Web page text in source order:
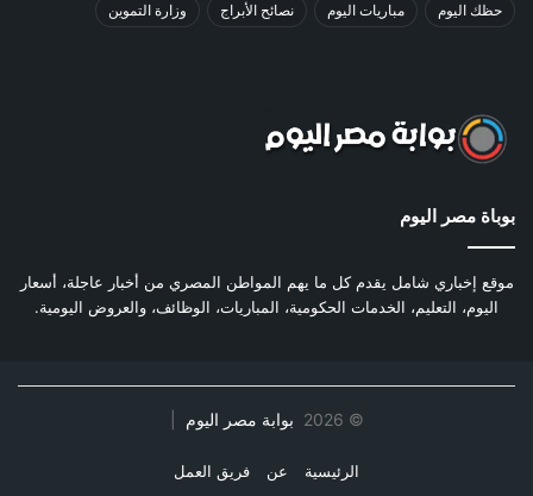
حظك اليوم مباريات اليوم نصائح الأبراج وزارة التموين
بوباة مصر اليوم
موقع إخباري شامل يقدم كل ما يهم المواطن المصري من أخبار عاجلة، أسعار
اليوم، التعليم، الخدمات الحكومية، المباريات، الوظائف، والعروض اليومية.
©
2026 بوابة مصر اليوم
الرئيسية عن فريق العمل